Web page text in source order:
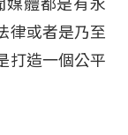
媒體都是有永
律或者是乃至
打造一個公平